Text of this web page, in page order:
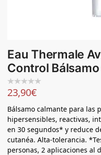
Eau Thermale
Control
23,90€
Bálsamo calmante para las
hipersensibles, reactivas,
en 30 segundos* y reduce
cutanéa. Alta-tolerancia.
personas, 2 aplicaciones al